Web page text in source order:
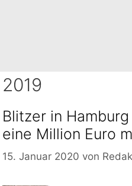
2019
Blitzer in
eine Million Euro
15. Januar 2020 von